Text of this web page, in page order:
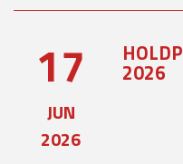
17
JUN
2026
2026